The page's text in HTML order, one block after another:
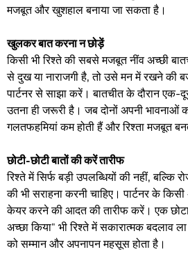
मजबूत और खुशहाल बनाया जा सकता है।
खुलकर बात करना न छोड़ें
किसी भी रिश्ते की सबसे मजबूत नींव अच्छी
से दुख या नाराजगी है, तो उसे मन में रखने की
पार्टनर से साझा करें। बातचीत के दौरान एक-
उतना ही जरूरी है। जब दोनों अपनी
गलतफहमियां कम होती हैं और रिश्ता मजबूत
छोटी-छोटी बातों की करें तारीफ
रिश्ते में सिर्फ बड़ी उपलब्धियों की नहीं, बल्कि
की भी सराहना करनी चाहिए। पार्टनर के
केयर करने की आदत की तारीफ करें। एक
अच्छा किया" भी रिश्ते में सकारात्मक बदलाव
को सम्मान और अपनापन महसूस होता है।